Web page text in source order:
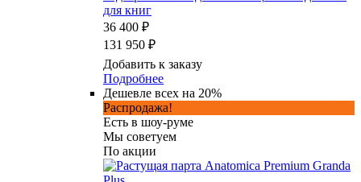
для книг
36 400 ₽
131 950 ₽
Добавить к заказу
Подробнее
Дешевле всех на 20%
Распродажа!
Есть в шоу-руме
Мы советуем
По акции